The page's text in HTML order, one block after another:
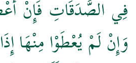
فِي الصَّدَقَاتِ فَإِنْ
وَإِنْ لَمْ يُعْطَوْا مِنْهَا